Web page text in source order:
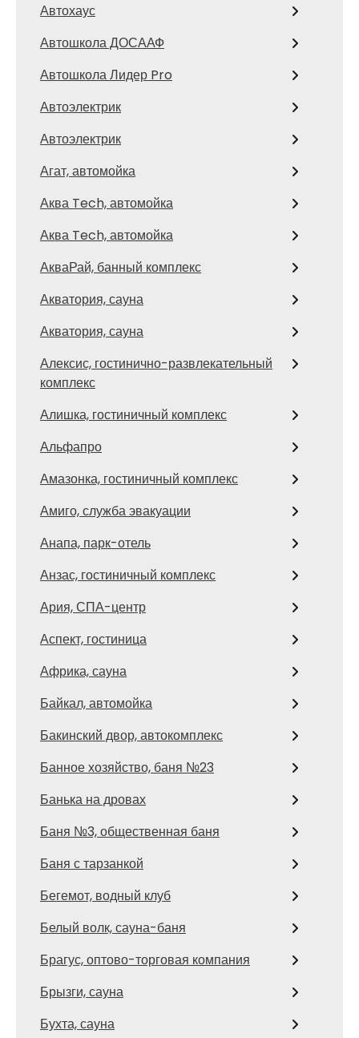
Автохаус
Автошкола ДОСААФ
Автошкола Лидер Pro
Автоэлектрик
Автоэлектрик
Агат, автомойка
Аква Tech, автомойка
Аква Tech, автомойка
АкваРай, банный комплекс
Акватория, сауна
Акватория, сауна
Алексис, гостинично-развлекательный
комплекс
Алишка, гостиничный комплекс
Альфапро
Амазонка, гостиничный комплекс
Амиго, служба эвакуации
Анапа, парк-отель
Анзас, гостиничный комплекс
Ария, СПА-центр
Аспект, гостиница
Африка, сауна
Байкал, автомойка
Бакинский двор, автокомплекс
Банное хозяйство, баня №23
Банька на дровах
Баня №3, общественная баня
Баня с тарзанкой
Бегемот, водный клуб
Белый волк, сауна-баня
Брагус, оптово-торговая компания
Брызги, сауна
Бухта, сауна